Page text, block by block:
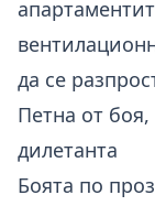
да се
Петна от
дилетанта
Боята по